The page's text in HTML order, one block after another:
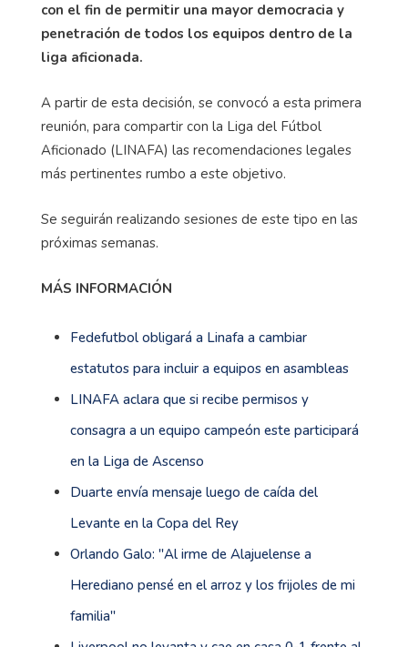
con el fin de permitir una mayor democracia y
penetración de todos los equipos dentro de la
liga aficionada.
A partir de esta decisión, se convocó a esta primera
reunión, para compartir con la Liga del Fútbol
Aficionado (LINAFA) las recomendaciones legales
más pertinentes rumbo a este objetivo.
Se seguirán realizando sesiones de este tipo en las
próximas semanas.
MÁS INFORMACIÓN
Fedefutbol obligará a Linafa a cambiar
estatutos para incluir a equipos en asambleas
LINAFA aclara que si recibe permisos y
consagra a un equipo campeón este participará
en la Liga de Ascenso
Duarte envía mensaje luego de caída del
Levante en la Copa del Rey
Orlando Galo: ''Al irme de Alajuelense a
Herediano pensé en el arroz y los frijoles de mi
familia''